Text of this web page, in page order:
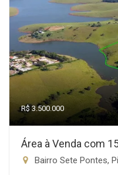
R$ 3.500.000
Área à Venda com
Bairro Sete Pontes,